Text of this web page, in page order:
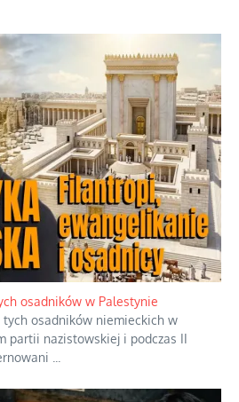
Tajemnica nagłego upadku krajowych
serwerów
Duchowa apteczka bez teologicznych
podróbek